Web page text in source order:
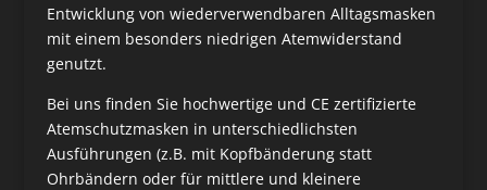
Entwicklung von wiederverwendbaren Alltagsmasken
mit einem besonders niedrigen Atemwiderstand
genutzt.
Bei uns finden Sie hochwertige und CE zertifizierte
Atemschutzmasken in unterschiedlichsten
Ausführungen (z.B. mit Kopfbänderung statt
Ohrbändern oder für mittlere und kleinere